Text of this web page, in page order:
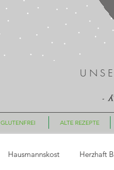
-
GLUTENFREI ALTE REZEPTE
Hausmannskost Herzhaft